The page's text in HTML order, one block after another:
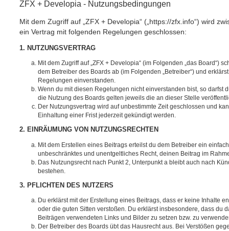
ZFX + Developia - Nutzungsbedingungen
Mit dem Zugriff auf „ZFX + Developia“ („https://zfx.info“) wird
ein Vertrag mit folgenden Regelungen geschlossen:
1. NUTZUNGSVERTRAG
Mit dem Zugriff auf „ZFX + Developia“ (im Folgenden „das Board“)
dem Betreiber des Boards ab (im Folgenden „Betreiber“) und
Regelungen einverstanden.
Wenn du mit diesen Regelungen nicht einverstanden bist, so darfst
die Nutzung des Boards gelten jeweils die an dieser Stelle
Der Nutzungsvertrag wird auf unbestimmte Zeit geschlossen und
Einhaltung einer Frist jederzeit gekündigt werden.
2. EINRÄUMUNG VON NUTZUNGSRECHTEN
Mit dem Erstellen eines Beitrags erteilst du dem Betreiber ein
unbeschränktes und unentgeltliches Recht, deinen Beitrag im
Das Nutzungsrecht nach Punkt 2, Unterpunkt a bleibt auch nach
bestehen.
3. PFLICHTEN DES NUTZERS
Du erklärst mit der Erstellung eines Beitrags, dass er keine Inhalte
oder die guten Sitten verstoßen. Du erklärst insbesondere, dass du
Beiträgen verwendeten Links und Bilder zu setzen bzw. zu
Der Betreiber des Boards übt das Hausrecht aus. Bei Verstößen